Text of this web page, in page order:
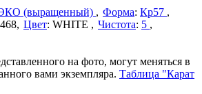
(выращенный)
Форма: Кр57
Цвет: WHITE Чистота: 5
на фото, могут меняться в
вами экземпляра. Таблица "Карат